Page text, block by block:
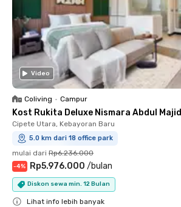
Video
Coliving • Campur
Kost Rukita Deluxe Nismara Abdul Majid
Cipete Utara, Kebayoran Baru
5.0 km dari 18 office park
mulai dari Rp6.236.000
-4% Rp5.976.000 /bulan
Diskon sewa min. 12 Bulan
Lihat info lebih banyak